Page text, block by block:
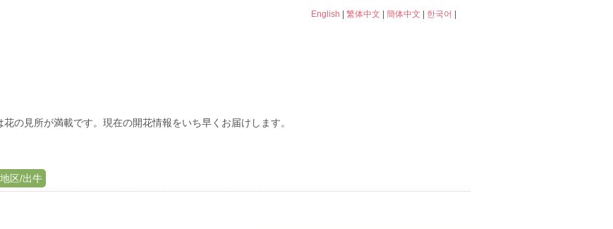
English 繁体中文 簡体中文 한국어
花の見所が満載です。現在の開花情報をいち早くお届けします。
区/出牛